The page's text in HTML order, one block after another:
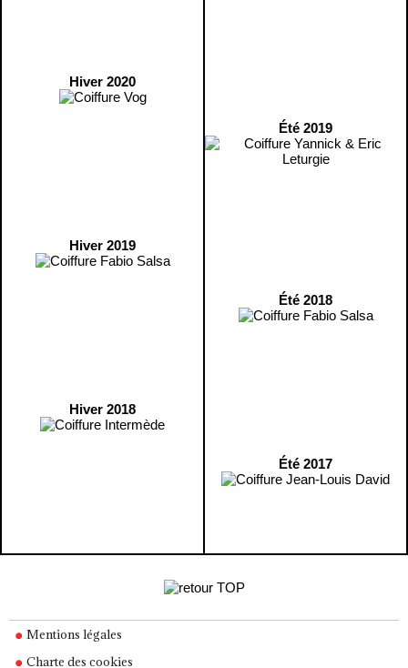
Hiver 2020
Hiver 2019
Hiver 2018
Été 2019
Été 2018
Été 2017
Mentions légales
Charte des cookies